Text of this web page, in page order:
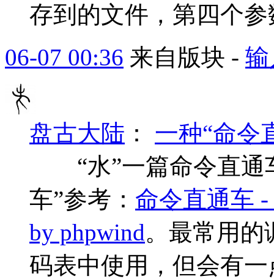
存到的文件，第四个
06-07 00:36 来自版块 -
盘古大陆 ： 一种“命令
“水”一篇命令直通
车”参考： 命令直通车 -
by phpwind。最常用的
码表中使用，但会有